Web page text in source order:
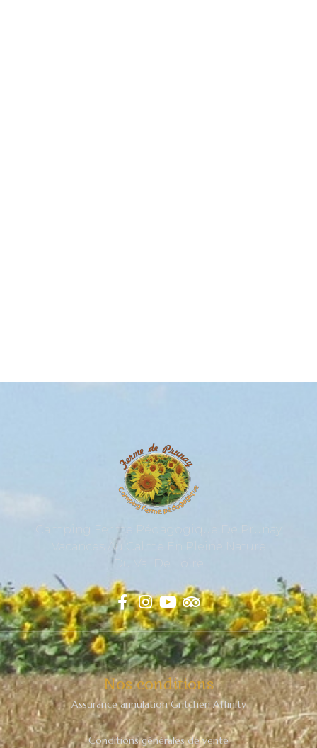
Camping Ferme Pédagogique De Prunay
Vacances Au Calme En Pleine Nature
Nos conditions
Assurance annulation Gritchen Affinity
Conditions générales de vente